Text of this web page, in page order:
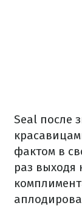
Seal после
фактом в
раз выходя